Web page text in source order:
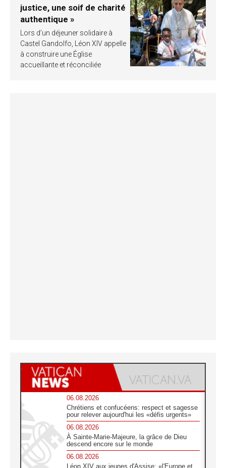
justice, une soif de charité
authentique »
Lors d’un déjeuner solidaire à
Castel Gandolfo, Léon XIV appelle
à construire une Église
accueillante et réconciliée
06.08.2026
Chrétiens et confucéens: respect et sagesse
pour relever aujourd'hui les «défis urgents»
06.08.2026
À Sainte-Marie-Majeure, la grâce de Dieu
descend encore sur le monde
06.08.2026
Léon XIV aux jeunes d'Assise: «l'Europe et